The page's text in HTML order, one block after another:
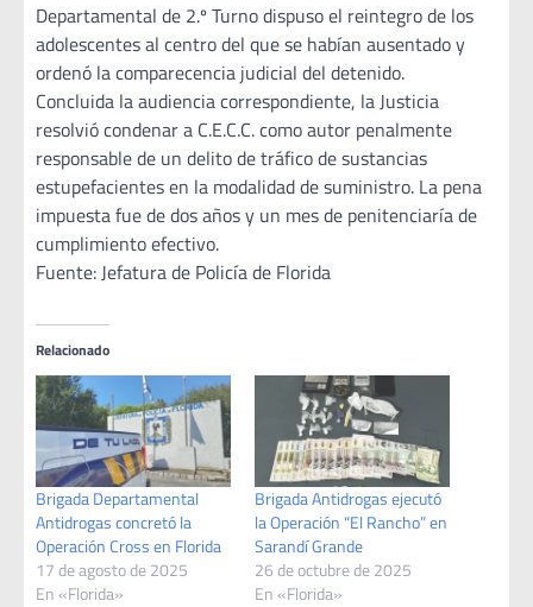
Departamental de 2.º Turno dispuso el reintegro de los
adolescentes al centro del que se habían ausentado y
ordenó la comparecencia judicial del detenido.
Concluida la audiencia correspondiente, la Justicia
resolvió condenar a C.E.C.C. como autor penalmente
responsable de un delito de tráfico de sustancias
estupefacientes en la modalidad de suministro. La pena
impuesta fue de dos años y un mes de penitenciaría de
cumplimiento efectivo.
Fuente: Jefatura de Policía de Florida
Relacionado
Brigada Departamental
Antidrogas concretó la
Operación Cross en Florida
17 de agosto de 2025
En «Florida»
Brigada Antidrogas ejecutó
la Operación “El Rancho” en
Sarandí Grande
26 de octubre de 2025
En «Florida»